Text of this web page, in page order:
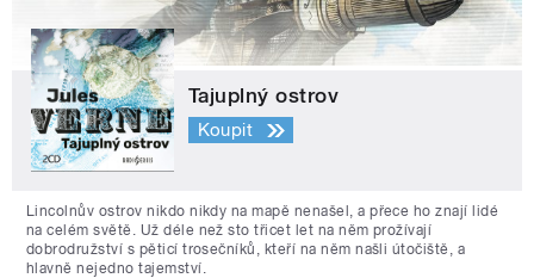
Tajuplný ostrov
Koupit
Lincolnův ostrov nikdo nikdy na mapě nenašel, a přece ho znají lidé
na celém světě. Už déle než sto třicet let na něm prožívají
dobrodružství s pěticí trosečníků, kteří na něm našli útočiště, a
hlavně nejedno tajemství.